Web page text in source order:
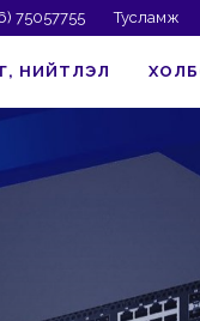
75057755 Тусламж
НИЙТЛЭЛ